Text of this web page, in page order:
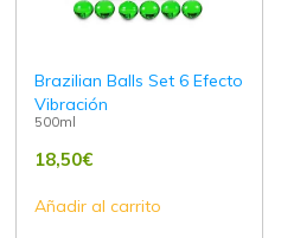
Brazilian Balls Set 6 Efecto
Vibración
500ml
18,50€
Añadir al carrito